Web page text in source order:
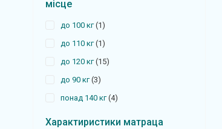
місце
до 100 кг 1
до 110 кг 1
до 120 кг 15
до 90 кг 3
понад 140 кг 4
Характиристики матраца